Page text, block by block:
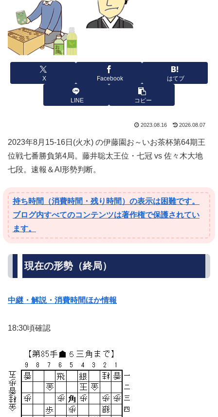
X Facebook はてブ
LINE コピー
2023.08.16 2026.08.07
2023年8月15-16日(火水) の伊藤園お～いお茶杯第64期王
位戦七番勝負第4局。藤井聡太王位・七冠 vs 佐々木大地
七段。速報＆AI形勢判断。
持ち時間（消費時間・残り時間）の表示は困難です。
ブログ内すべてのコンテンツは著作権で保護されてい
ます。
現在の形勢（終局）
中継・解説・消費時間ほか情報
18:30頃確認